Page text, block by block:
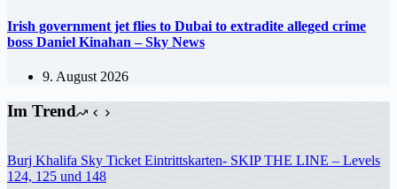
Irish government jet flies to Dubai to extradite alleged crime
boss Daniel Kinahan – Sky News
9. August 2026
Im Trend
Burj Khalifa Sky Ticket Eintrittskarten- SKIP THE LINE – Levels
124, 125 und 148